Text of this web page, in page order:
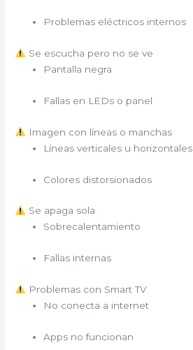
Problemas eléctricos internos
Se escucha pero no se ve
Pantalla negra
Fallas en LEDs o panel
Imagen con líneas o manchas
Líneas verticales u horizontales
Colores distorsionados
Se apaga sola
Sobrecalentamiento
Fallas internas
Problemas con Smart TV
No conecta a internet
Apps no funcionan